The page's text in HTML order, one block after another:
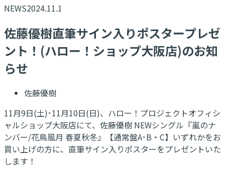
NEWS2024.11.1
佐藤優樹直筆サイン入りポスタープレゼ
ント！(ハロー！ショップ大阪店)のお知
らせ
佐藤優樹
11月9日(土)･11月10日(日)、ハロー！プロジェクトオフィシ
ャルショップ大阪店にて、佐藤優樹 NEWシングル『嵐のナ
ンバー/花鳥風月 春夏秋冬』【通常盤A･B・C】いずれかをお
買い上げの方に、直筆サイン入りポスターをプレゼントいた
します！